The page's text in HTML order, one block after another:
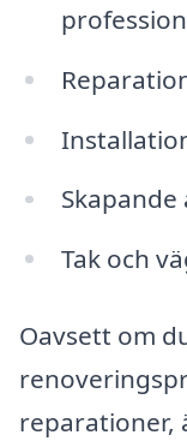
Tak och
Oavsett om
reparationer,